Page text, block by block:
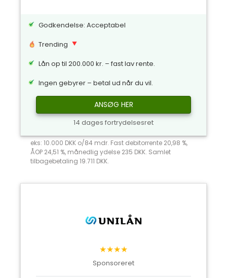
Godkendelse: Acceptabel
Trending
Lån op til 200.000 kr. – fast lav rente.
Ingen gebyrer – betal ud når du vil.
ANSØG HER
14 dages fortrydelsesret
eks: 10.000 DKK o/84 mdr. Fast debitorrente 20,98 %,
ÅOP 24,51 %, månedlig ydelse 235 DKK. Samlet
tilbagebetaling 19.711 DKK.
★★★★
Sponsoreret